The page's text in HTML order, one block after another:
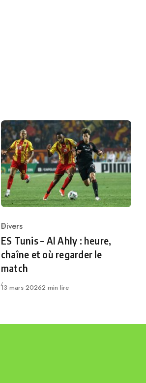
Category
Divers
ES Tunis – Al Ahly : heure,
chaîne et où regarder le
match
Publié
13 mars 20262 min lire